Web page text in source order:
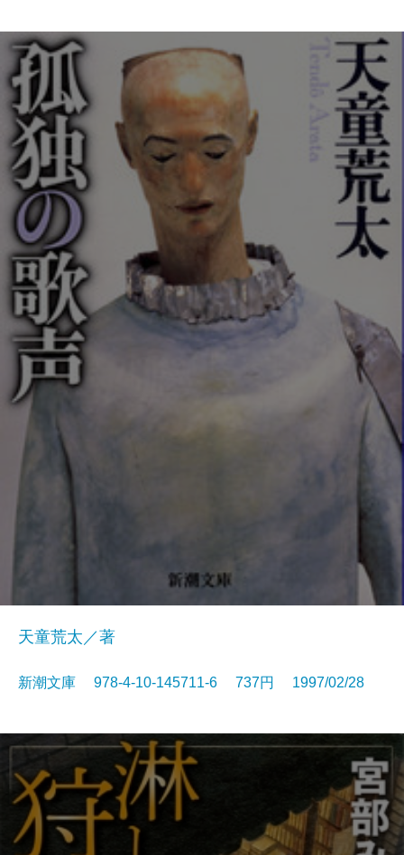
天童荒太／著
新潮文庫 978-4-10-145711-6 737円 1997/02/28